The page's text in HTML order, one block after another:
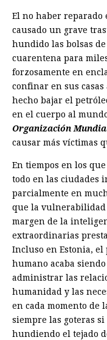
El no haber
causado un grave
hundido las bolsas
cuarentena para
forzosamente en
confinar en sus casas
hecho bajar el
en el cuerpo al
Organización
causar más víctimas
En tiempos en los
todo en las ciudades
parcialmente en
que la vulnerabilidad
margen de la
extraordinarias
Incluso en Estonia, el
humano acaba
administrar las
humanidad y las
en cada momento de
siempre las goteras
hundiendo el tejado